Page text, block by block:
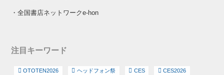
・全国書店ネットワークe-hon
注目キーワード
OTOTEN2026 ヘッドフォン祭 CES CES2026